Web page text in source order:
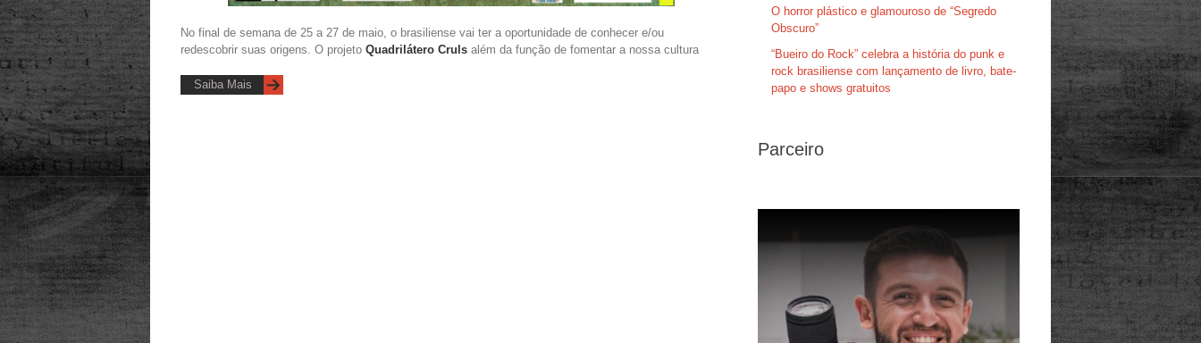
No final de semana de 25 a 27 de maio, o brasiliense vai ter a oportunidade de conhecer e/ou
redescobrir suas origens. O projeto Quadrilátero Cruls além da função de fomentar a nossa cultura
Saiba Mais
O horror plástico e glamouroso de “Segredo
Obscuro”
“Bueiro do Rock” celebra a história do punk e
rock brasiliense com lançamento de livro, bate-
papo e shows gratuitos
Parceiro